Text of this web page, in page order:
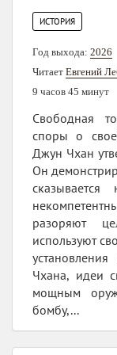
ИСТОРИЯ
Год выхода: 2026
Читает Евгений
9 часов 45 минут
Свободная
споры о
Джун Чхан
Он
разоряют
используют
Чхана, идеи
мощным
бомбу,...